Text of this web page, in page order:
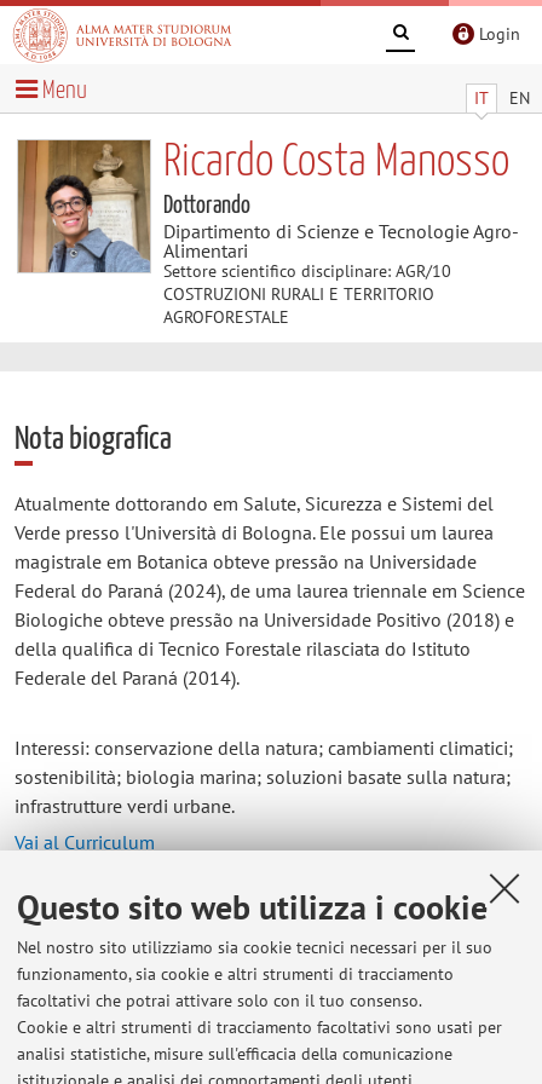
Questo sito web utilizza i cookie
Nel nostro sito utilizziamo sia cookie tecnici necessari per il suo
funzionamento, sia cookie e altri strumenti di tracciamento
facoltativi che potrai attivare solo con il tuo consenso.
Cookie e altri strumenti di tracciamento facoltativi sono usati per
analisi statistiche, misure sull'efficacia della comunicazione
Login
IT EN
Menu
Ricardo Costa Manosso
Dottorando
Dipartimento di Scienze e Tecnologie Agro-
Alimentari
Settore scientifico disciplinare: AGR/10
COSTRUZIONI RURALI E TERRITORIO
AGROFORESTALE
Nota biografica
Atualmente dottorando em Salute, Sicurezza e Sistemi del
Verde presso l'Università di Bologna. Ele possui um laurea
magistrale em Botanica obteve pressão na Universidade
Federal do Paraná (2024), de uma laurea triennale em Science
Biologiche obteve pressão na Universidade Positivo (2018) e
della qualifica di Tecnico Forestale rilasciata do Istituto
Federale del Paraná (2014).
Interessi: conservazione della natura; cambiamenti climatici;
sostenibilità; biologia marina; soluzioni basate sulla natura;
infrastrutture verdi urbane.
Vai al Curriculum
Contatti
E-mail: ricardo.costamanoss2@unibo.it
Dipartimento di Scienze e Tecnologie Agro-Alimentari